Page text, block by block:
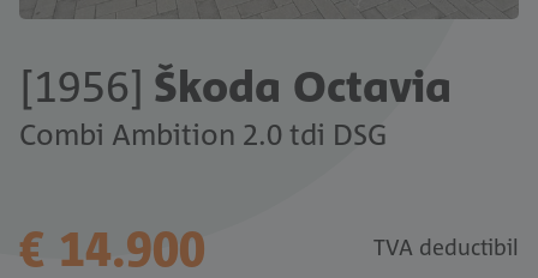
[1956] Škoda Octavia
Combi Ambition 2.0 tdi DSG
€ 14.900 TVA deductibil